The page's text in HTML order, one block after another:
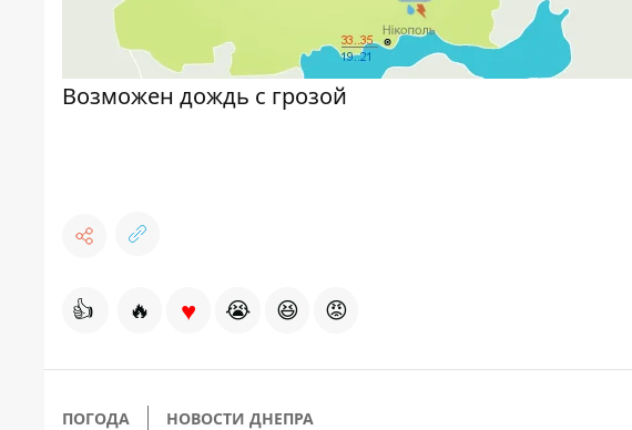
Возможен дождь с грозой
👍 🔥 ♥ 😭 😆 😡
ПОГОДА НОВОСТИ ДНЕПРА